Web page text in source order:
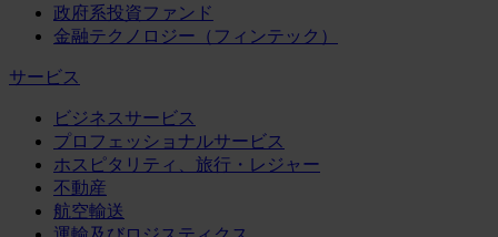
政府系投資ファンド
金融テクノロジー（フィンテック）
サービス
ビジネスサービス
プロフェッショナルサービス
ホスピタリティ、旅行・レジャー
不動産
航空輸送